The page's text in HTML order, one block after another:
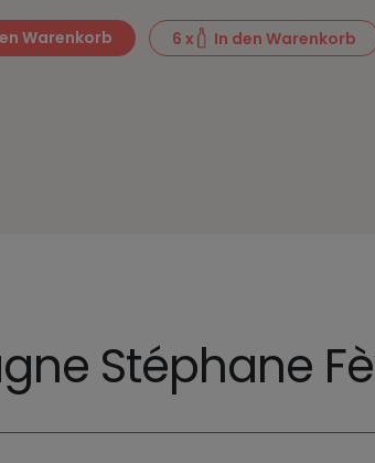
Warenkorb 6 x In den Warenkorb
Stéphane